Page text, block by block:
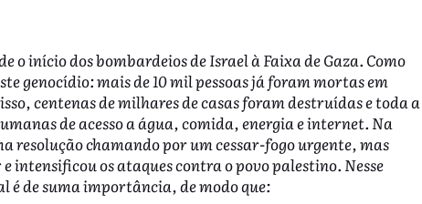
o início dos bombardeios de Israel à Faixa de Gaza. Como
genocídio: mais de 10 mil pessoas já foram mortas em
centenas de milhares de casas foram destruídas e toda a
de acesso a água, comida, energia e internet. Na
resolução chamando por um cessar-fogo urgente, mas
intensificou os ataques contra o povo palestino. Nesse
de suma importância, de modo que: